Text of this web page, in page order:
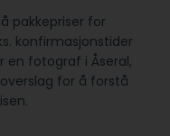
pakkepriser for
konfirmasjonstider
en fotograf i Åseral,
for å forstå